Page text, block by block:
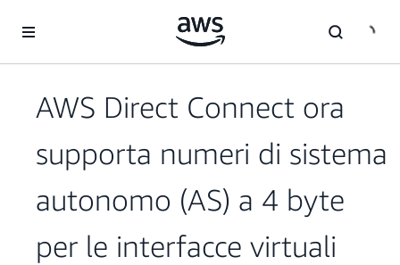
AWS Direct Connect ora
supporta numeri di sistema
autonomo (AS) a 4 byte
per le interfacce virtuali